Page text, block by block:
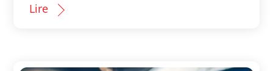
Lire